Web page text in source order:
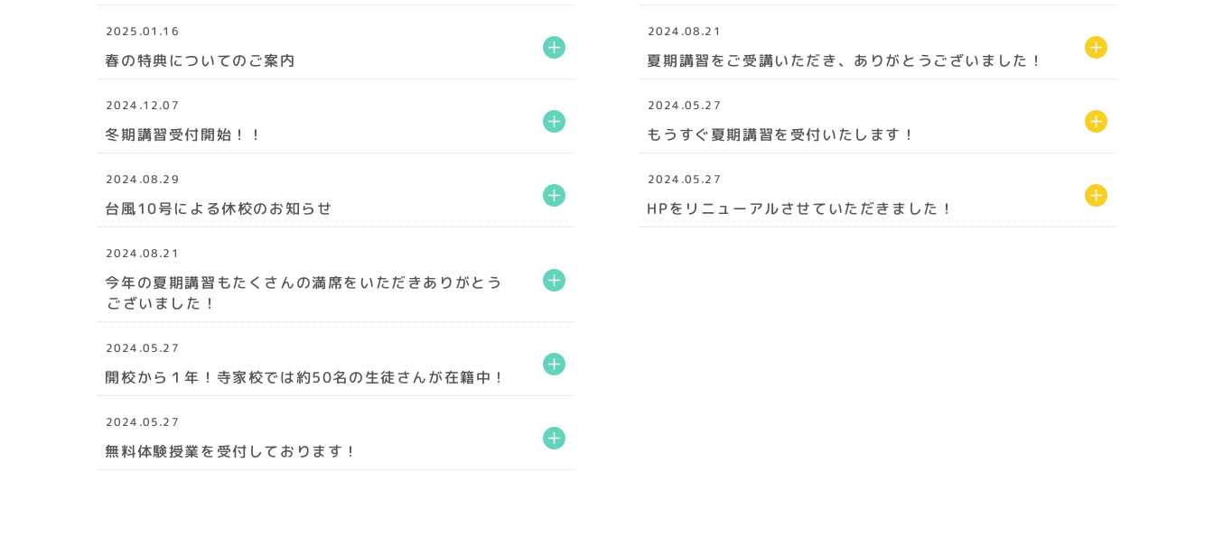
2025.01.16
春の特典についてのご案内
2024.12.07
冬期講習受付開始！！
2024.08.29
台風10号による休校のお知らせ
2024.08.21
今年の夏期講習もたくさんの満席をいただきありがとう
ございました！
2024.05.27
開校から１年！寺家校では約50名の生徒さんが在籍中！
2024.05.27
無料体験授業を受付しております！
2024.08.21
夏期講習をご受講いただき、ありがとうございました！
2024.05.27
もうすぐ夏期講習を受付いたします！
2024.05.27
HPをリニューアルさせていただきました！